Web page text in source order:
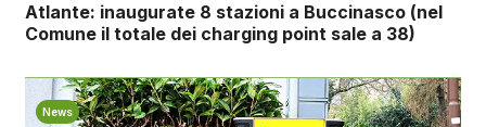
Atlante: inaugurate 8 stazioni a Buccinasco (nel
Comune il totale dei charging point sale a 38)
News